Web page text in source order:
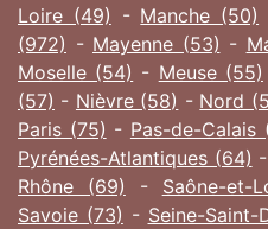
Loire (49) - Manche (50)
(972) - Mayenne (53) -
Moselle (54) - Meuse (55)
(57) - Nièvre (58) - Nord
Paris (75) - Pas-de-Calais
Pyrénées-Atlantiques (64) -
Rhône (69) - Saône-et-
Savoie (73) - Seine-Saint-